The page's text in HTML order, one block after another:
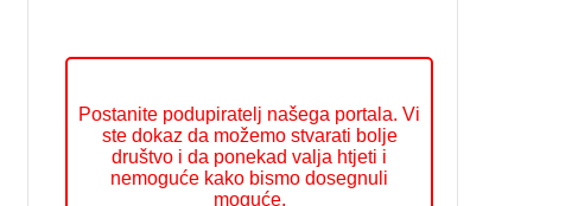
Postanite podupiratelj našega portala. Vi
ste dokaz da možemo stvarati bolje
društvo i da ponekad valja htjeti i
nemoguće kako bismo dosegnuli
moguće.